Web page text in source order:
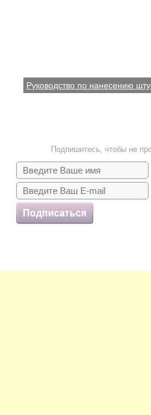
Руководство по нанесению
Подпишитесь, чтобы не
Подписаться